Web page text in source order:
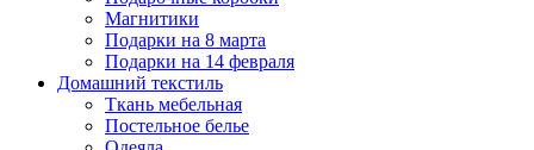
Магнитики
Подарки на 8 марта
Подарки на 14 февраля
Домашний текстиль
Ткань мебельная
Постельное белье